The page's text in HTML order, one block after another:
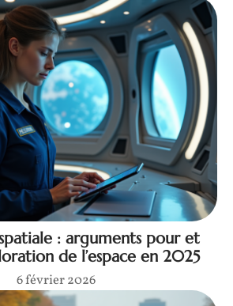
: arguments pour et
de l’espace en 2025
6 février 2026